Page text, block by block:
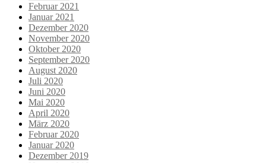
Februar 2021
Januar 2021
Dezember 2020
November 2020
Oktober 2020
September 2020
August 2020
Juli 2020
Juni 2020
Mai 2020
April 2020
März 2020
Februar 2020
Januar 2020
Dezember 2019